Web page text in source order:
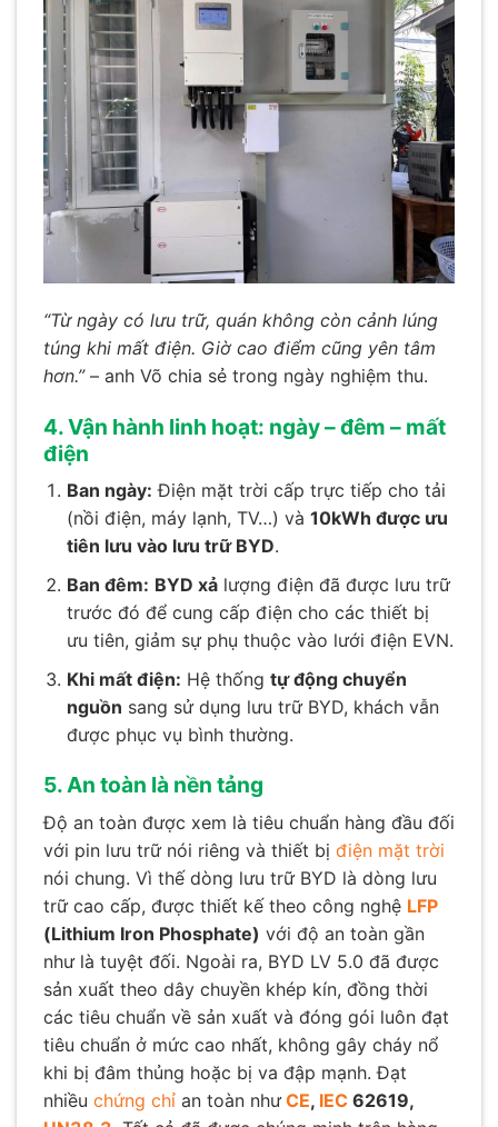
“Từ ngày có lưu trữ, quán không còn cảnh lúng
túng khi mất điện. Giờ cao điểm cũng yên tâm
hơn.”– anh Võ chia sẻ trong ngày nghiệm thu.
4. Vận hành linh hoạt: ngày – đêm – mất
điện
Ban ngày: Điện mặt trời cấp trực tiếp cho tải
(nồi điện, máy lạnh, TV…) và 10kWh được ưu
tiên lưu vào lưu trữ BYD.
Ban đêm: BYD xảlượng điện đã được lưu trữ
trước đó để cung cấp điện cho các thiết bị
ưu tiên, giảm sự phụ thuộc vào lưới điện EVN.
Khi mất điện: Hệ thống tự động chuyển
nguồn sang sử dụng lưu trữ BYD, khách vẫn
được phục vụ bình thường.
5. An toàn là nền tảng
Độ an toàn được xem là tiêu chuẩn hàng đầu đối
với pin lưu trữ nói riêng và thiết bị điện mặt trời
nói chung. Vì thế dòng lưu trữ BYD là dòng lưu
trữ cao cấp, được thiết kế theo công nghệ LFP
(Lithium Iron Phosphate) với độ an toàn gần
như là tuyệt đối. Ngoài ra, BYD LV 5.0 đã được
sản xuất theo dây chuyền khép kín, đồng thời
các tiêu chuẩn về sản xuất và đóng gói luôn đạt
tiêu chuẩn ở mức cao nhất, không gây cháy nổ
khi bị đâm thủng hoặc bị va đập mạnh. Đạt
nhiều chứng chỉ an toàn như CE, IEC 62619,